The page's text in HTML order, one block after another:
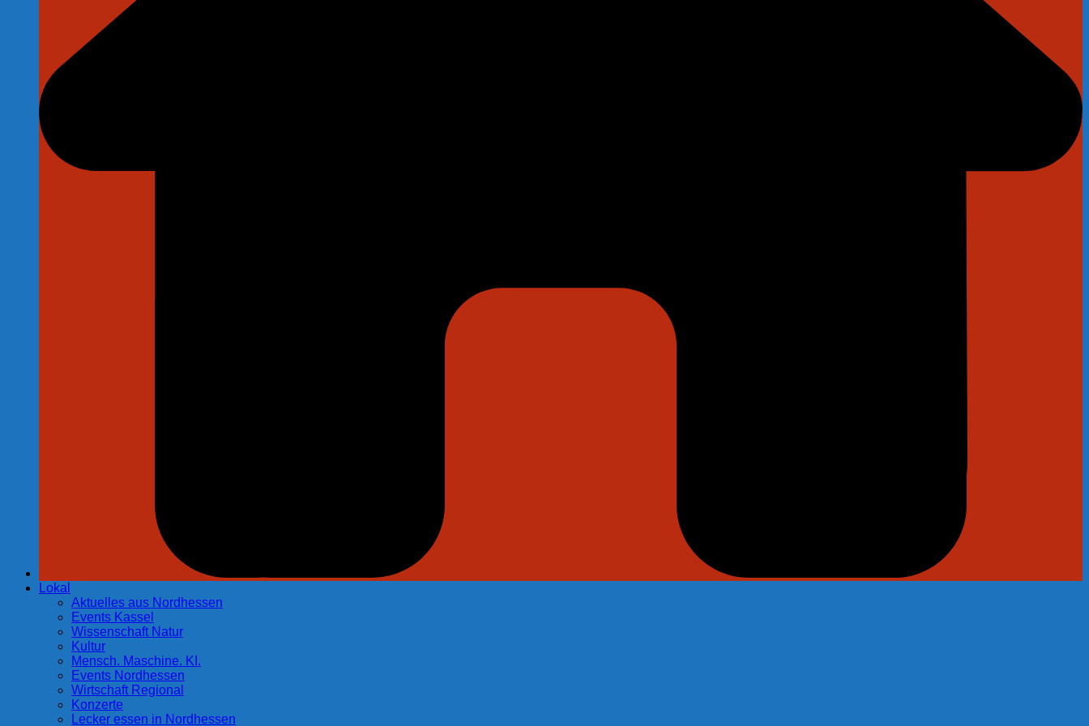
Lokal
Aktuelles aus Nordhessen
Events Kassel
Wissenschaft Natur
Kultur
Mensch. Maschine. KI.
Events Nordhessen
Wirtschaft Regional
Konzerte
Lecker essen in Nordhessen